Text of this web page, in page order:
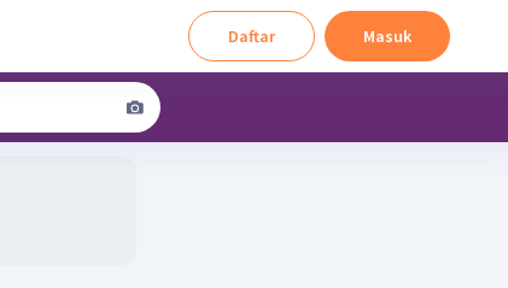
Daftar Masuk